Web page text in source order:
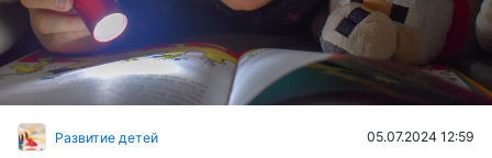
Развитие детей 05.07.2024 12:59